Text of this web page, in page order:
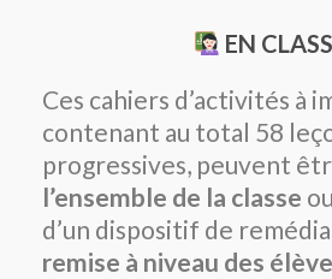
EN
Ces cahiers d’activités à
contenant au total 58
progressives, peuvent
l’ensemble de la classe
d’un dispositif de
remise à niveau des